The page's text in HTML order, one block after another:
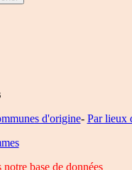
d'origine- Par lieux
base de données